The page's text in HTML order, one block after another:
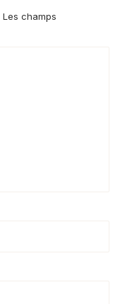
Les champs